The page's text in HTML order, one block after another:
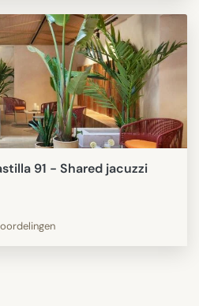
91 - Shared jacuzzi